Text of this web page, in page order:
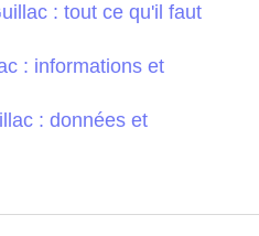
: tout ce qu'il faut
: informations et
: données et